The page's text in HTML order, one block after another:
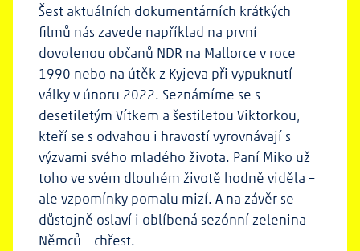
Šest aktuálních dokumentárních krátkých
filmů nás zavede například na první
dovolenou občanů NDR na Mallorce v roce
1990 nebo na útěk z Kyjeva při vypuknutí
války v únoru 2022. Seznámíme se s
desetiletým Vítkem a šestiletou Viktorkou,
kteří se s odvahou i hravostí vyrovnávají s
výzvami svého mladého života. Paní Miko už
toho ve svém dlouhém životě hodně viděla –
ale vzpomínky pomalu mizí. A na závěr se
důstojně oslaví i oblíbená sezónní zelenina
Němců – chřest.